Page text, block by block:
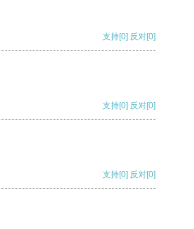
支持[0] 反对[0]
支持[0] 反对[0]
支持[0] 反对[0]